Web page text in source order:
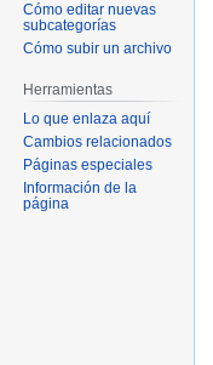
Cómo editar nuevas
subcategorías
Cómo subir un archivo
Herramientas
Lo que enlaza aquí
Cambios relacionados
Páginas especiales
Información de la
página